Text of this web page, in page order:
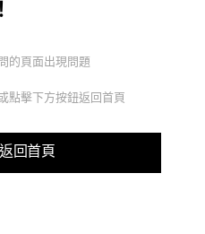
的頁面出現問題
點擊下方按鈕返回首頁
返回首頁